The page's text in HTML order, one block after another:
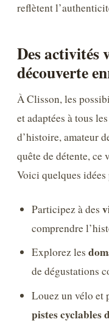
reflètent
Des activités
découverte
À Clisson, les
et adaptées à tous
d’histoire, amateur
quête de détente, ce
Voici quelques
Participez à des
comprendre
Explorez les
de dégustations
Louez un vélo et
pistes cyclables